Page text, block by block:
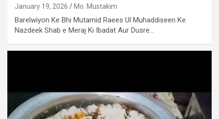
January 19, 2026 Mo. Mustakim
Barelwiyon Ke Bhi Mutamid Raees Ul Muhaddiseen Ke
Nazdeek Shab e Meraj Ki Ibadat Aur Dusre…